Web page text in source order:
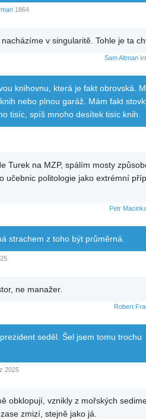
1864
v singularitě. Tohle je ta
Sam Altman
knihovnu, která je fakt obrovská.
nebo plnou garáž. Mám fakt
tisíc, spíš mnoho desítek tisíc knih.
Turek na MZP, spálím mosty
učebnic politologie jako extrémní
Petr
strachem z toho být průměrná.
ne manažer.
Robert
seděl. Šel jsem tomu trochu
2025
obklopují, vznikly z mořských
zmizí, stejně jako já.